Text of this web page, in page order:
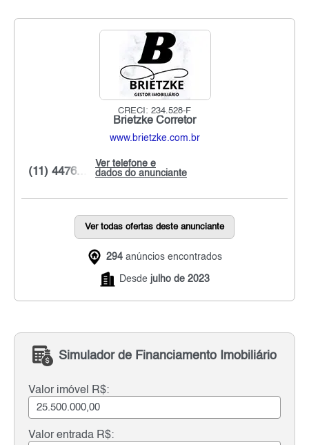
CRECI: 234.528-F
Brietzke Corretor
www.brietzke.com.br
Ver telefone e
dados do anunciante
(11) 4476...
Ver todas ofertas deste anunciante
294 anúncios encontrados
Desde julho de 2023
Simulador de Financiamento Imobiliário
Valor imóvel R$:
Valor entrada R$: